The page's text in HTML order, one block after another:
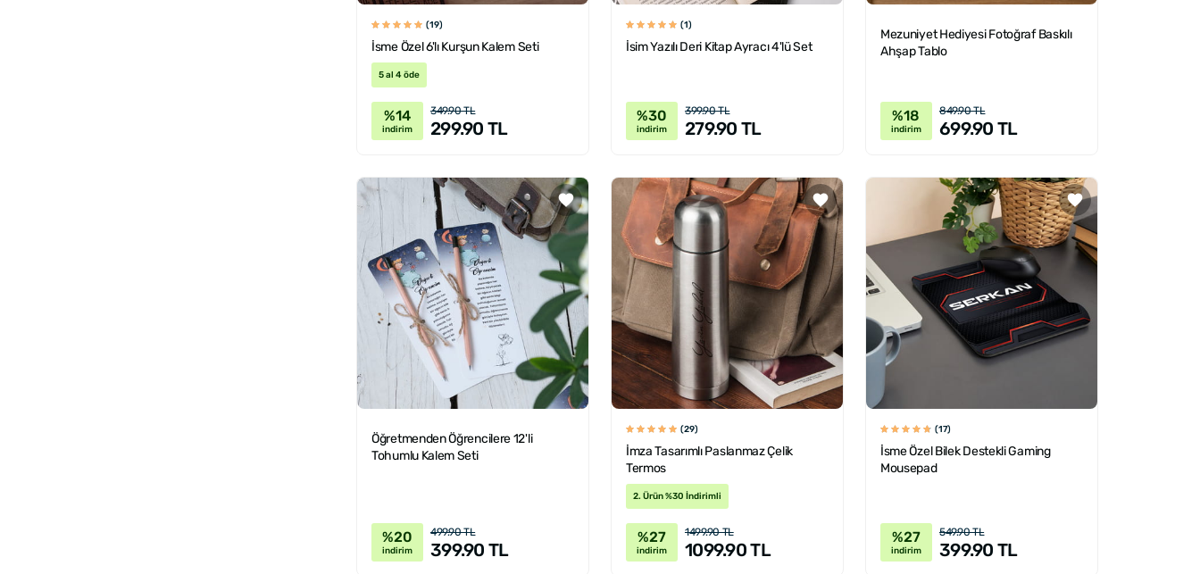
(19)
İsme Özel 6'lı Kurşun Kalem Seti
5 al 4 öde
%14
indirim
349.90 TL
299.90 TL
(1)
İsim Yazılı Deri Kitap Ayracı 4'lü Set
%30
indirim
399.90 TL
279.90 TL
Mezuniyet Hediyesi Fotoğraf Baskılı
Ahşap Tablo
%18
indirim
849.90 TL
699.90 TL
Öğretmenden Öğrencilere 12'li
Tohumlu Kalem Seti
%20
indirim
499.90 TL
399.90 TL
(29)
İmza Tasarımlı Paslanmaz Çelik
Termos
2. Ürün %30 İndirimli
%27
indirim
1499.90 TL
1099.90 TL
(17)
İsme Özel Bilek Destekli Gaming
Mousepad
%27
indirim
549.90 TL
399.90 TL